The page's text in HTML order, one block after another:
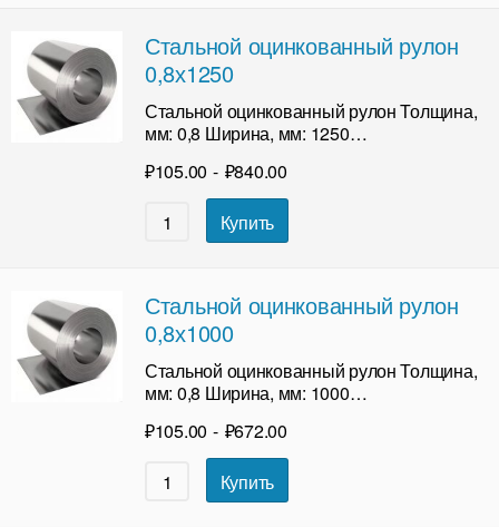
Стальной оцинкованный рулон
0,8х1250
Стальной оцинкованный рулон Толщина,
мм: 0,8 Ширина, мм: 1250…
₽105.00 - ₽840.00
Купить
Стальной оцинкованный рулон
0,8х1000
Стальной оцинкованный рулон Толщина,
мм: 0,8 Ширина, мм: 1000…
₽105.00 - ₽672.00
Купить